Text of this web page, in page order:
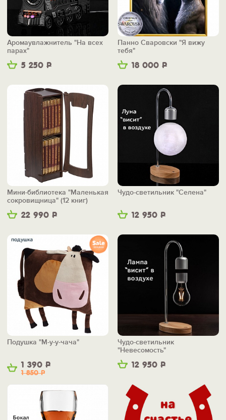
5 250 Р
Аромаувлажнитель "На всех
парах"
18 000 Р
Панно Сваровски "Я вижу
тебя"
22 990 Р
Мини-библиотека "Маленькая
сокровищница" (12 книг)
12 950 Р
Чудо-светильник "Селена"
1 390 Р
1 850Р
Подушка "М-у-у-чача"
12 950 Р
Чудо-светильник
"Невесомость"